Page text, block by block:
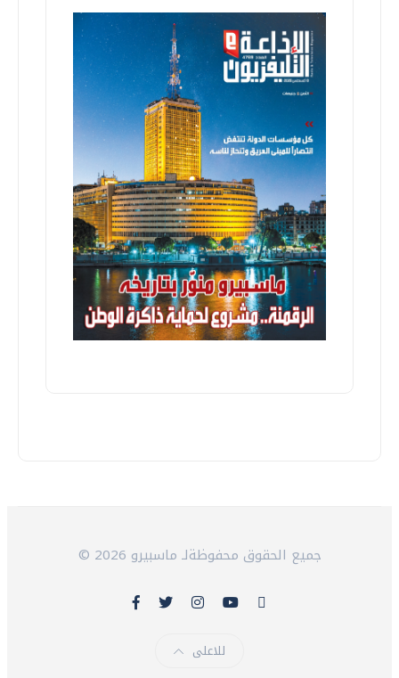
© 2026 جميع الحقوق محفوظةلـ ماسبيرو
للاعلى